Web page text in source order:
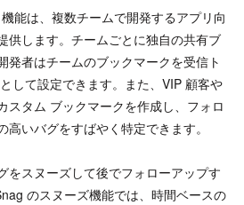
能は、複数チームで開発するアプリ向
供します。チームごとに独自の共有ブ
発者はチームのブックマークを受信ト
して設定できます。また、VIP 顧客や
スタム ブックマークを作成し、フォロ
いバグをすばやく特定できます。
をスヌーズして後でフォローアップす
のスヌーズ機能では、時間ベースの